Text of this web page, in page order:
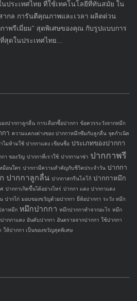
นประเทศไทย ที่ใช้เทคโนโลยีที่ทันสมัย ใน
ากล การันตีคุณภาพและเวลา ผลิตด่วน
าพรีเมี่ยม" สุดพิเศษของคุณ กับรูปแบบการ
ดในประเทศไทย...
องปากกาลูกลื่น การเลือกซื้อปากกา ข้อควรระวังจากหมึก
า ความแตกงต่างของ ปากกาหมึกซึมกับลูกลื่น จุดกำเนิด
ไมห้ามใช้ ปากกาแดง เขียนชื่อ ประเภทของปากกา
กา ของวัญ ปากกาที่เราใช้ ปากกานาซ่า ปากกาพรี
มือนใคร ปากกามีความสำคัญกับชีวิตประจำวัน ปากกา
ปากกาลูกลื่น ปากกาสกรีนโลโก้ ปากกาหมึก
ปากกาเกิดขึ้นได้อย่างไหร่ ปากกา แดง ปากกาแดง
ปากไก่ มอบของขวัญด้วยปากกา ยี่ห้อปากกา ระวัง หมึก
ลาหมึก หมึกปากกา หมึกปากกาทำจากอะไร หมึก
ากกาแดง อันดับปากกา อันตรายจากปากกา ใช้ปากกา
ให้ปากกา เป็นของขวัญสุดพิเศษ